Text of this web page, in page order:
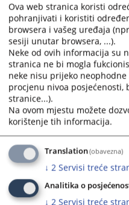
the
question
mark
key
to
get
the
keyboard
shortcuts
changing
dates.
the
key
to
get
the
12.01.2022.
Obrazac praćenja
07.10.2021.
Obrazac praćenja
07.07.2021.
Obrazac praćenja realizacije
15.04.2021.
11.01.2021.
Obrazac praćenja realizacije
Ova web stranica koristi
pohranjivati i koristiti
browsera i vašeg uređaja
sesiji unutar browsera, ...).
Neke od ovih informacija su
stranica ne bi mogla
neke nisu prijeko
procjenu nivoa posjećenosti,
stranice...).
Na ovom mjestu možete
korištenje tih informacija.
Translation(obavezna)
↓ 2 Servisi treće
Analitika o
↓ 2 Servisi treće